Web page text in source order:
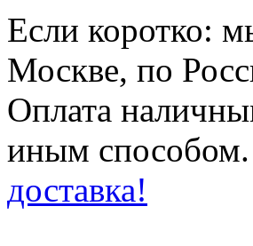
Если коротко:
Москве, по
Оплата
иным способом.
доставка!